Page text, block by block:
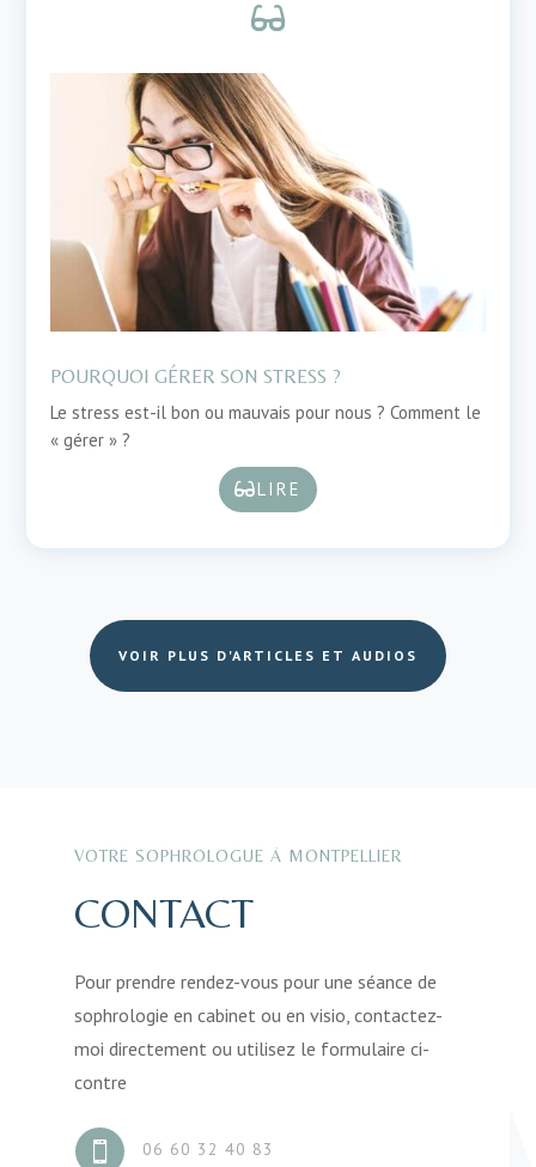

POURQUOI GÉRER SON STRESS ?
Le stress est-il bon ou mauvais pour nous ? Comment le
« gérer » ?
LIRE
VOIR PLUS D'ARTICLES ET AUDIOS
VOTRE SOPHROLOGUE À MONTPELLIER
CONTACT
Pour prendre rendez-vous pour une séance de
sophrologie en cabinet ou en visio, contactez-
moi directement ou utilisez le formulaire ci-
contre
 06 60 32 40 83